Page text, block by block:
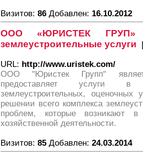
Визитов: 86 Добавлен: 16.10.2012
ООО «ЮРИСТЕК ГРУП»
землеустроительные услуги
URL: http://www.uristek.com/
ООО "Юристек Групп"
предоставляет услуги в
землеустроительных, оценочных
решении всего комплекса
проблем, которые возникают в
хозяйственной деятельности.
Визитов: 85 Добавлен: 24.03.2014